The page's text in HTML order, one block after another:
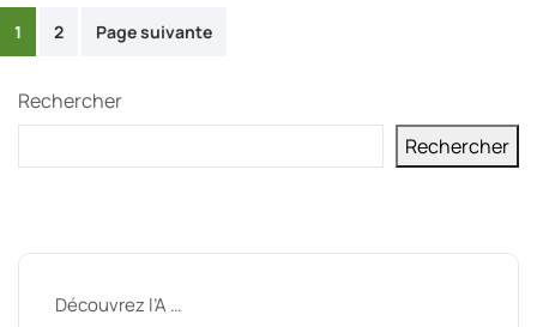
Pagination
des
publications
1 2 Page suivante
Rechercher
Rechercher
Découvrez l’A …